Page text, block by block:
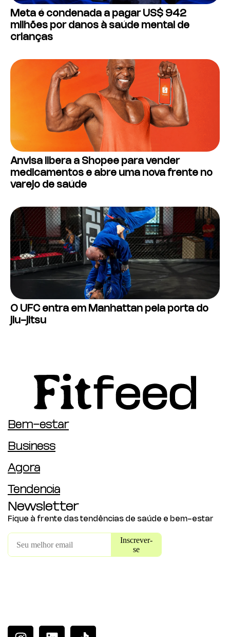
Meta é condenada a pagar US$ 942
milhões por danos à saúde mental de
crianças
Anvisa libera a Shopee para vender
medicamentos e abre uma nova frente no
varejo de saúde
O UFC entra em Manhattan pela porta do
jiu-jitsu
Bem-estar
Business
Agora
Tendência
Newsletter
Fique à frente das tendências de saúde e bem-estar